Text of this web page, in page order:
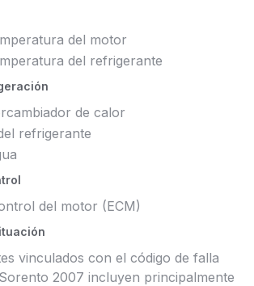
del motor
del refrigerante
de calor
refrigerante
del motor (ECM)
vinculados con el código de falla
Sorento 2007 incluyen principalmente